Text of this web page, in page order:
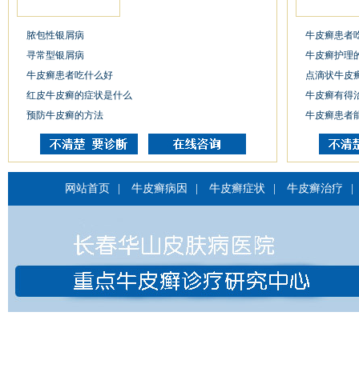
脓包性银屑病
寻常型银屑病
牛皮癣患者吃什么好
红皮牛皮癣的症状是什么
预防牛皮癣的方法
牛皮癣患者
牛皮癣护理
点滴状牛皮
牛皮癣有得
牛皮癣患者
网站首页 牛皮癣病因 牛皮癣症状 牛皮癣治疗